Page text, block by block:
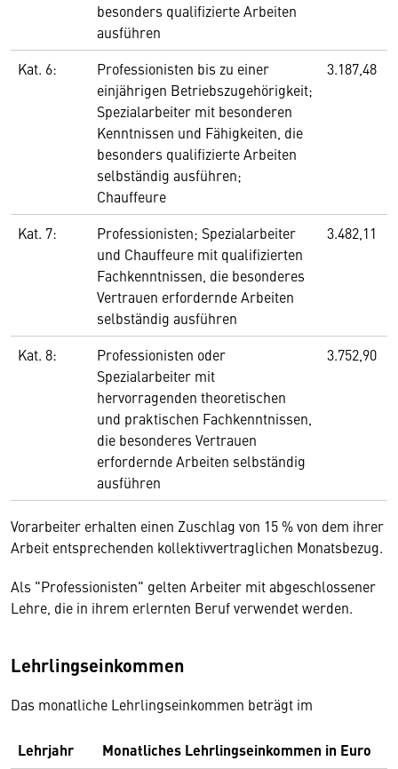
besonders qualifizierte Arbeiten
ausführen
Kat. 6:
Professionisten bis zu einer
einjährigen Betriebszugehörigkeit;
Spezialarbeiter mit besonderen
Kenntnissen und Fähigkeiten, die
besonders qualifizierte Arbeiten
selbständig ausführen;
Chauffeure
3.187,48
Kat. 7:
Professionisten; Spezialarbeiter
und Chauffeure mit qualifizierten
Fachkenntnissen, die besonderes
Vertrauen erfordernde Arbeiten
selbständig ausführen
3.482,11
Kat. 8:
Professionisten oder
Spezialarbeiter mit
hervorragenden theoretischen
und praktischen Fachkenntnissen,
die besonderes Vertrauen
erfordernde Arbeiten selbständig
ausführen
3.752,90
Vorarbeiter erhalten einen Zuschlag von 15 % von dem ihrer
Arbeit entsprechenden kollektivvertraglichen Monatsbezug.
Als "Professionisten" gelten Arbeiter mit abgeschlossener
Lehre, die in ihrem erlernten Beruf verwendet werden.
Lehrlingseinkommen
Das monatliche Lehrlingseinkommen beträgt im
Lehrjahr Monatliches Lehrlingseinkommen in Euro